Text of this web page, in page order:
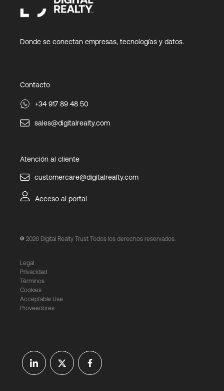
Donde se conectan empresas, tecnologías y datos.
Contacto
+34 917 89 48 50
sales@digitalrealty.com
Atención al cliente
customercare@digitalrealty.com
Acceso al portal
2026 Digital Realty Trust Todos los derechos reservados.
Legal
Privacidad
Términos
Cookies
Acceptable Use
Proveedores